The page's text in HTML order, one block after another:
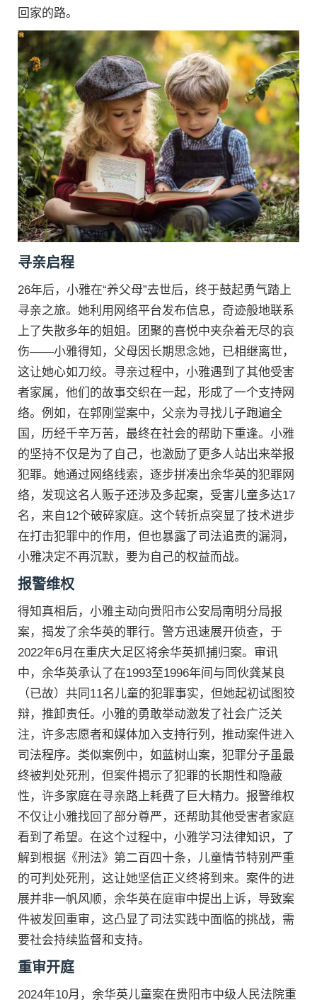
回家的路。
寻亲启程
26年后，小雅在“养父母”去世后，终于鼓起勇气踏上
寻亲之旅。她利用网络平台发布信息，奇迹般地联系
上了失散多年的姐姐。团聚的喜悦中夹杂着无尽的哀
伤——小雅得知，父母因长期思念她，已相继离世，
这让她心如刀绞。寻亲过程中，小雅遇到了其他受害
者家属，他们的故事交织在一起，形成了一个支持网
络。例如，在郭刚堂案中，父亲为寻找儿子跑遍全
国，历经千辛万苦，最终在社会的帮助下重逢。小雅
的坚持不仅是为了自己，也激励了更多人站出来举报
犯罪。她通过网络线索，逐步拼凑出余华英的犯罪网
络，发现这名人贩子还涉及多起案，受害儿童多达17
名，来自12个破碎家庭。这个转折点突显了技术进步
在打击犯罪中的作用，但也暴露了司法追责的漏洞，
小雅决定不再沉默，要为自己的权益而战。
报警维权
得知真相后，小雅主动向贵阳市公安局南明分局报
案，揭发了余华英的罪行。警方迅速展开侦查，于
2022年6月在重庆大足区将余华英抓捕归案。审讯
中，余华英承认了在1993至1996年间与同伙龚某良
（已故）共同11名儿童的犯罪事实，但她起初试图狡
辩，推卸责任。小雅的勇敢举动激发了社会广泛关
注，许多志愿者和媒体加入支持行列，推动案件进入
司法程序。类似案例中，如蓝树山案，犯罪分子虽最
终被判处死刑，但案件揭示了犯罪的长期性和隐蔽
性，许多家庭在寻亲路上耗费了巨大精力。报警维权
不仅让小雅找回了部分尊严，还帮助其他受害者家庭
看到了希望。在这个过程中，小雅学习法律知识，了
解到根据《刑法》第二百四十条，儿童情节特别严重
的可判处死刑，这让她坚信正义终将到来。案件的进
展并非一帆风顺，余华英在庭审中提出上诉，导致案
件被发回重审，这凸显了司法实践中面临的挑战，需
要社会持续监督和支持。
重审开庭
2024年10月，余华英儿童案在贵阳市中级人民法院重